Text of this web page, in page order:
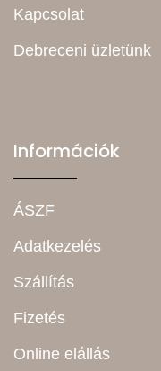
Kapcsolat
Debreceni üzletünk
Információk
ÁSZF
Adatkezelés
Szállítás
Fizetés
Online elállás